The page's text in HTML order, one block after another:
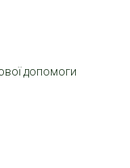
допомоги